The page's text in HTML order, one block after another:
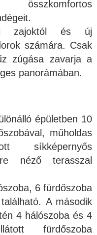
zajoktól és új
számára. Csak
zúgása zavarja a
panorámában.
épületben 10
műholdas
síkképernyős
néző terasszal
6 fürdőszoba
A második
4 hálószoba és 4
fürdőszoba